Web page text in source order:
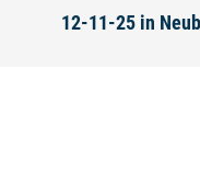
12-11-25 in